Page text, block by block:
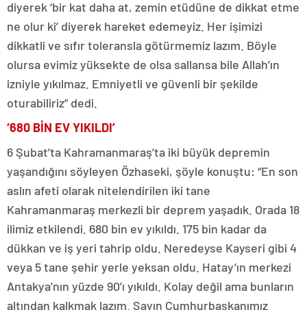
diyerek ‘bir kat daha at, zemin etüdüne de dikkat etme
ne olur ki’ diyerek hareket edemeyiz. Her işimizi
dikkatli ve sıfır toleransla götürmemiz lazım. Böyle
olursa evimiz yüksekte de olsa sallansa bile Allah’ın
izniyle yıkılmaz. Emniyetli ve güvenli bir şekilde
oturabiliriz” dedi.
‘680 BİN EV YIKILDI’
6 Şubat’ta Kahramanmaraş’ta iki büyük depremin
yaşandığını söyleyen Özhaseki, şöyle konuştu: “En son
aslın afeti olarak nitelendirilen iki tane
Kahramanmaraş merkezli bir deprem yaşadık. Orada 18
ilimiz etkilendi. 680 bin ev yıkıldı. 175 bin kadar da
dükkan ve iş yeri tahrip oldu. Neredeyse Kayseri gibi 4
veya 5 tane şehir yerle yeksan oldu. Hatay’ın merkezi
Antakya’nın yüzde 90’ı yıkıldı. Kolay değil ama bunların
altından kalkmak lazım. Sayın Cumhurbaşkanımız